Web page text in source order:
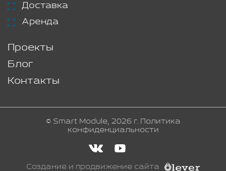
Доставка
Аренда
Проекты
Блог
Контакты
© Smart Module, 2026 г. Политика
конфиденциальности
Создание и продвижение сайта